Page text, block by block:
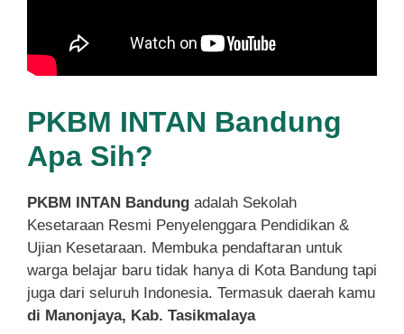
PKBM INTAN Bandung
Apa Sih?
PKBM INTAN Bandung adalah Sekolah
Kesetaraan Resmi Penyelenggara Pendidikan &
Ujian Kesetaraan. Membuka pendaftaran untuk
warga belajar baru tidak hanya di Kota Bandung tapi
juga dari seluruh Indonesia. Termasuk daerah kamu
di Manonjaya, Kab. Tasikmalaya